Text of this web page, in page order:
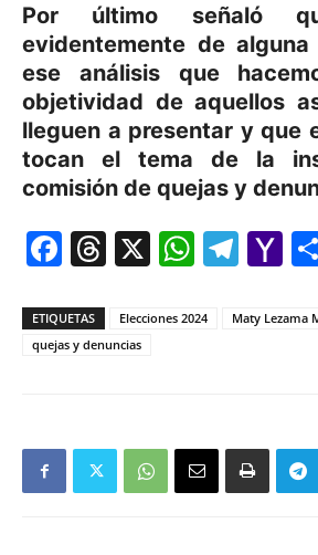
Por último señaló
evidentemente de alguna
ese análisis que
objetividad de aquellos
lleguen a presentar y que
tocan el tema de la
comisión de quejas y
Facebook
Threads
X
ETIQUETAS Elecciones 2024
Maty Lezama
quejas y denuncias